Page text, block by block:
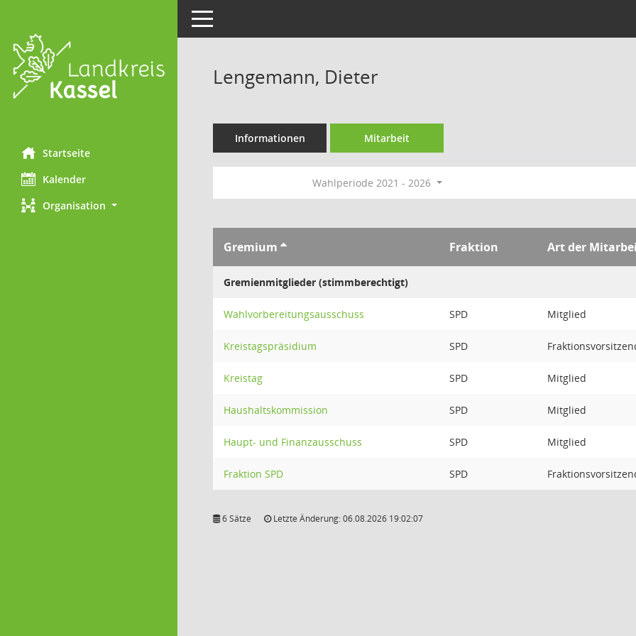
Startseite
Kalender
Organisation
Toggle navigation
Lengemann, Dieter
Informationen Mitarbeit
Wahlperiode 2021 - 2026
Gremium Fraktion Art der
Gremienmitglieder (stimmberechtigt)
Wahlvorbereitungsausschuss SPD Mitglied
Kreistagspräsidium SPD
Kreistag SPD Mitglied
Haushaltskommission SPD Mitglied
Haupt- und Finanzausschuss SPD Mitglied
Fraktion SPD SPD
6 Sätze Letzte Änderung: 06.08.2026 19:02:07